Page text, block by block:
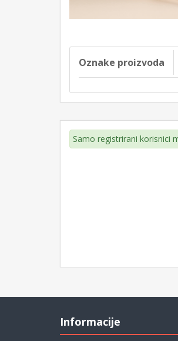
Oznake proizvoda
Samo registrirani korisnici
Informacije